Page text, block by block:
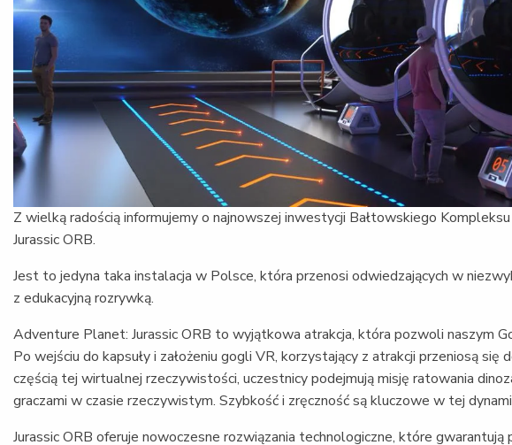
Z wielką radością informujemy o najnowszej inwestycji Bałtowskiego
Jurassic ORB.
Jest to jedyna taka instalacja w Polsce, która przenosi odwiedzających w
z edukacyjną rozrywką.
Adventure Planet: Jurassic ORB to wyjątkowa atrakcja, która pozwoli naszym
Po wejściu do kapsuły i założeniu gogli VR, korzystający z atrakcji przeniosą się
częścią tej wirtualnej rzeczywistości, uczestnicy podejmują misję ratowania
graczami w czasie rzeczywistym. Szybkość i zręczność są kluczowe w tej
Jurassic ORB oferuje nowoczesne rozwiązania technologiczne, które gwarantują